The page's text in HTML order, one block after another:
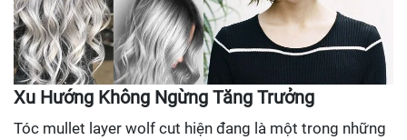
Xu Hướng Không Ngừng Tăng Trưởng
Tóc mullet layer wolf cut hiện đang là một trong những